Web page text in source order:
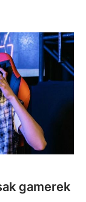
gamerek